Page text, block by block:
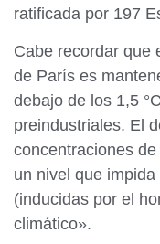
ratificada por 197
Cabe recordar que
de París es
debajo de los 1,5
preindustriales. El
concentraciones
un nivel que
(inducidas por el
climático».